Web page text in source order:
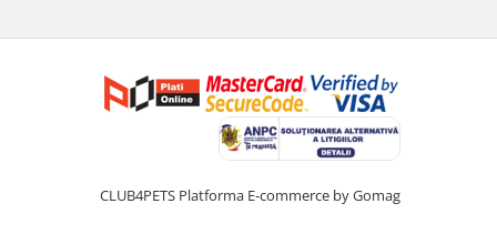
CLUB4PETS Platforma E-commerce by Gomag